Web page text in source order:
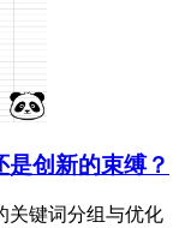
创新的束缚？
关键词分组与优化